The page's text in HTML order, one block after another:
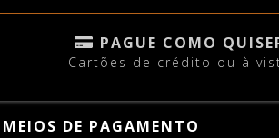
PAGUE COMO
Cartões de crédito ou à
MEIOS DE PAGAMENTO